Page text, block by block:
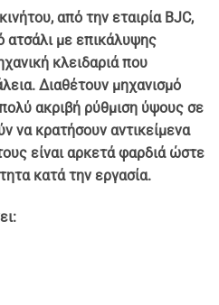
από την εταιρία BJC,
ατσάλι με επικάλυψης
κλειδαριά που
. Διαθέτουν μηχανισμό
ακριβή ρύθμιση ύψους σε
να κρατήσουν αντικείμενα
είναι αρκετά φαρδιά ώστε
κατά την εργασία.
: